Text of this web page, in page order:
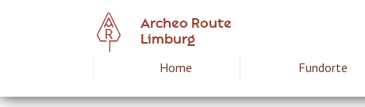
Archeo Route
Limburg
Hoofdnavigatie
Home Fundorte